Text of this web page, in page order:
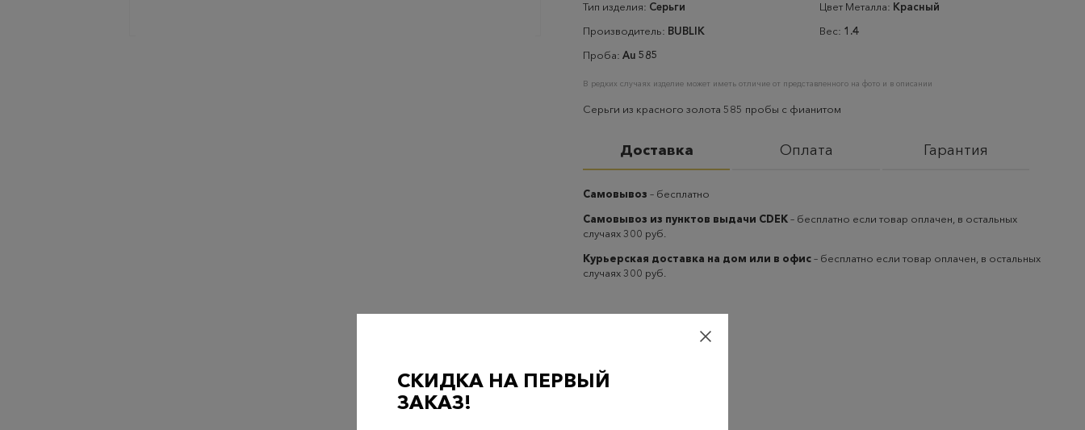
Тип изделия: Серьги
Производитель: BUBLIK
Проба: Au 585
Цвет Металла: Красный
Вес: 1.4
В редких случаях изделие может иметь отличие от представленного на фото и в описании
Серьги из красного золота 585 пробы с фианитом
Доставка Оплата Гарантия
Самовывоз – бесплатно
Самовывоз из пунктов выдачи CDEK– бесплатно если товар оплачен, в остальных
случаях 300 руб.
Курьерская доставка на дом или в офис– бесплатно если товар оплачен, в остальных
случаях 300 руб.
Проверьте наличие в магазинах
СКИДКА НА ПЕРВЫЙ
ЗАКАЗ!